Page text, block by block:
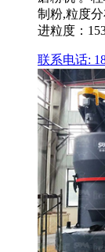
制粉,粒度
进粒度：
联系电话: